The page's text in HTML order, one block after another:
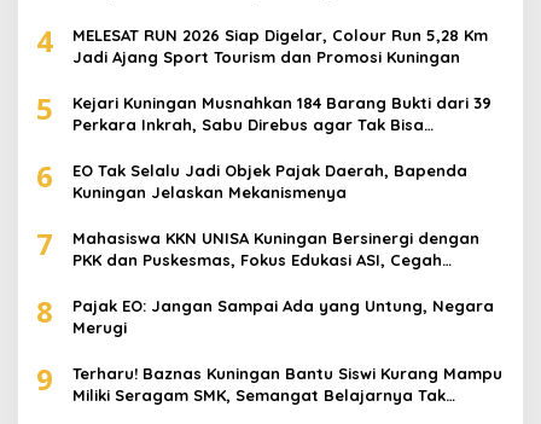
4
MELESAT RUN 2026 Siap Digelar, Colour Run 5,28 Km
Jadi Ajang Sport Tourism dan Promosi Kuningan
5
Kejari Kuningan Musnahkan 184 Barang Bukti dari 39
Perkara Inkrah, Sabu Direbus agar Tak Bisa
6
EO Tak Selalu Jadi Objek Pajak Daerah, Bapenda
Kuningan Jelaskan Mekanismenya
7
Mahasiswa KKN UNISA Kuningan Bersinergi dengan
PKK dan Puskesmas, Fokus Edukasi ASI, Cegah
8
Pajak EO: Jangan Sampai Ada yang Untung, Negara
Merugi
9
Terharu! Baznas Kuningan Bantu Siswi Kurang Mampu
Miliki Seragam SMK, Semangat Belajarnya Tak